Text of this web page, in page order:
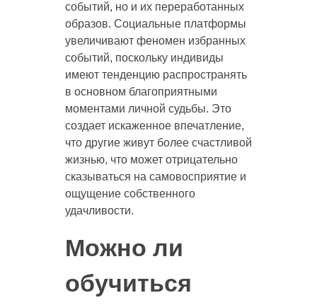
событий, но и их переработанных
образов. Социальные платформы
увеличивают феномен избранных
событий, поскольку индивиды
имеют тенденцию распространять
в основном благоприятными
моментами личной судьбы. Это
создает искаженное впечатление,
что другие живут более счастливой
жизнью, что может отрицательно
сказываться на самовосприятие и
ощущение собственного
удачливости.
Можно ли
обучиться